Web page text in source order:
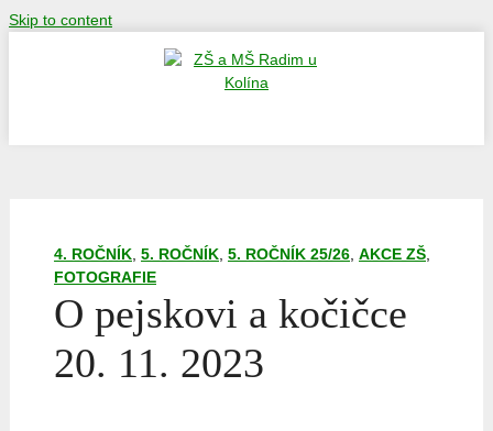
Skip to content
4. ROČNÍK 5. ROČNÍK 5. ROČNÍK 25/26 AKCE ZŠ
FOTOGRAFIE
O pejskovi a kočičce
20. 11. 2023